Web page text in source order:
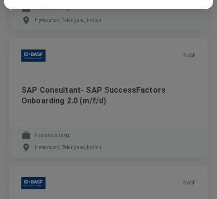
Hyderabad, Telangana, Indien
BASF
SAP Consultant- SAP SuccessFactors
Onboarding 2.0 (m/f/d)
Festanstellung
Hyderabad, Telangana, Indien
BASF